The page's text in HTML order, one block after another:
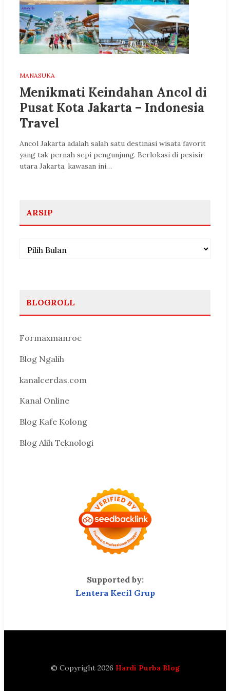
MANASUKA
Menikmati Keindahan Ancol di
Pusat Kota Jakarta – Indonesia
Travel
Ancol Jakarta adalah salah satu destinasi wisata favorit
yang tak pernah sepi pengunjung. Berlokasi di pesisir
utara Jakarta, kawasan ini…
ARSIP
Arsip
BLOGROLL
Formaxmanroe
Blog Ngalih
kanalcerdas.com
Kanal Online
Blog Kafe Kolong
Blog Alih Teknologi
Supported by:
Lentera Kecil Grup
© Copyright 2026 Hardi Purba Blog